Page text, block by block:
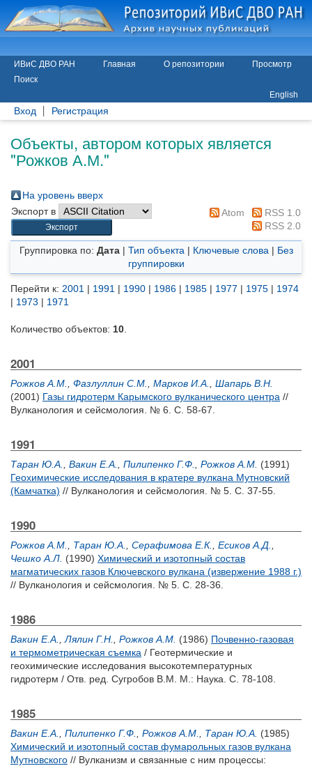
ИВиС ДВО РАН Главная О репозитории
Просмотр
Поиск
English
Вход Регистрация
Объекты, автором которых является
"Рожков А.М."
На уровень вверх
Экспорт в
Atom
RSS 1.0
RSS 2.0
Группировка по: Дата| Тип объекта | Ключевые слова | Без
группировки
Перейти к: 2001 | 1991 | 1990 | 1986 | 1985 | 1977 | 1975 | 1974
| 1973 | 1971
Количество объектов: 10
2001
Рожков А.М. Фазлуллин С.М. Марков И.А.
Шапарь В.Н.
(2001) Газы гидротерм Карымского вулканического центра //
Вулканология и сейсмология. № 6. С. 58-67.
1991
Таран Ю.А. Вакин Е.А. Пилипенко Г.Ф. Рожков А.М. (1991)
Геохимические исследования в кратере вулкана Мутновский
(Камчатка) // Вулканология и сейсмология. № 5. С. 37-55.
1990
Рожков А.М. Таран Ю.А. Серафимова Е.К. Есиков А.Д.
Чешко А.Л. (1990) Химический и изотопный состав
магматических газов Ключевского вулкана (извержение 1988 г.)
// Вулканология и сейсмология. № 5. С. 28-36.
1986
Вакин Е.А. Лялин Г.Н. Рожков А.М. (1986) Почвенно-газовая
и термометрическая съемка / Геотермические и
геохимические исследования высокотемпературных
гидротерм / Отв. ред. Сугробов В.М. М.: Наука. С. 78-108.
1985
Вакин Е.А. Пилипенко Г.Ф. Рожков А.М. Таран Ю.А. (1985)
Химический и изотопный состав фумарольных газов вулкана
Мутновского // Вулканизм и связанные с ним процессы: